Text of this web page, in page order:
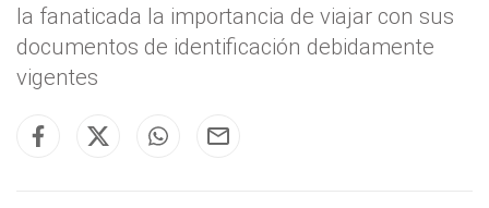
la fanaticada la importancia de viajar con sus
documentos de identificación debidamente
vigentes